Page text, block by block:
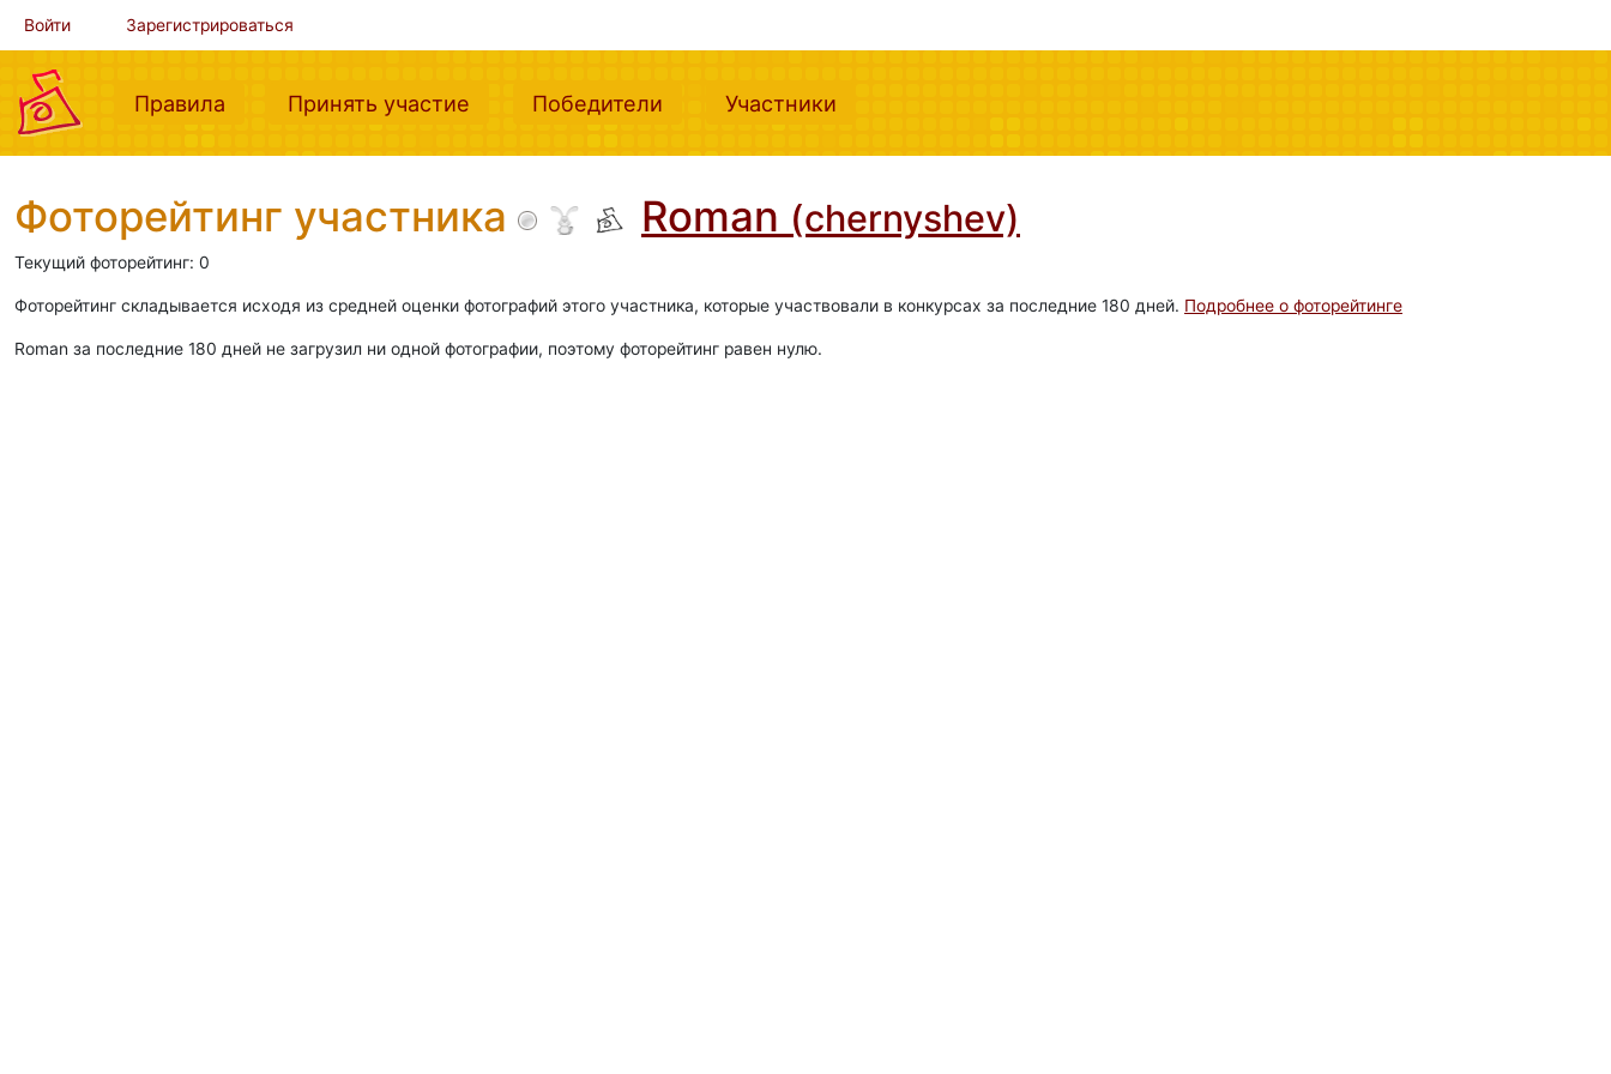
Войти Зарегистрироваться
Правила (current)Принять участие (current)Победители (current)Участники
Фоторейтинг участника Roman (chernyshev)
Текущий фоторейтинг: 0
Фоторейтинг складывается исходя из средней оценки фотографий этого участника, которые участвовали в конкурсах за последние 180 дней. Подробнее о фоторейтинге
Roman за последние 180 дней не загрузил ни одной фотографии, поэтому фоторейтинг равен нулю.